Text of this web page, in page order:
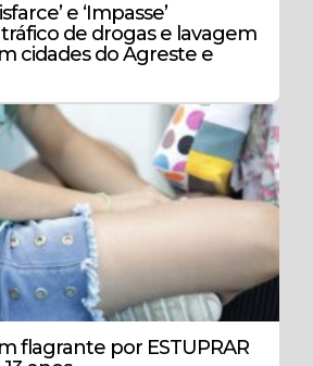
e ‘Impasse’
de drogas e lavagem
cidades do Agreste e
flagrante por ESTUPRAR